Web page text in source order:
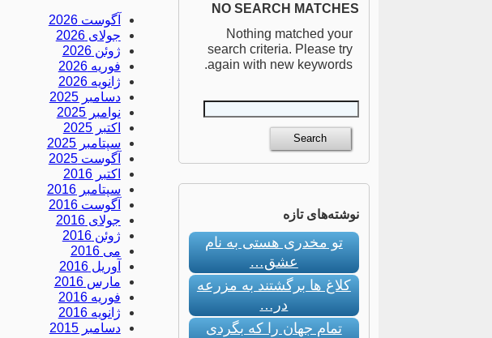
آگوست 2026
جولای 2026
ژوئن 2026
فوریه 2026
ژانویه 2026
دسامبر 2025
نوامبر 2025
اکتبر 2025
سپتامبر 2025
آگوست 2025
اکتبر 2016
سپتامبر 2016
آگوست 2016
جولای 2016
ژوئن 2016
می 2016
آوریل 2016
مارس 2016
فوریه 2016
ژانویه 2016
دسامبر 2015
NO SEARCH MATCHES
Nothing matched your
search criteria. Please try
again with new keywords.
نوشته‌های تازه
تو مخدری هستی به نام
عشق…
کلاغ ها برگشتند به مزرعه
در…
تمام جهان را که بگردی